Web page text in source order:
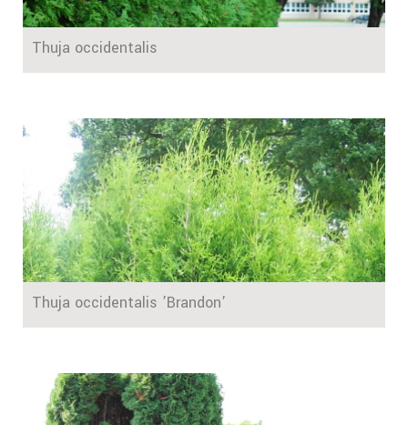
Thuja occidentalis
Thuja occidentalis ’Brandon’